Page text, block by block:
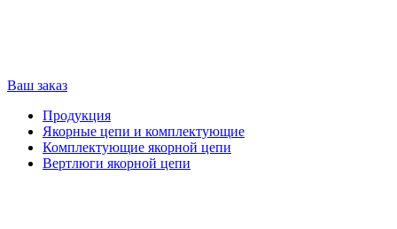
Ваш заказ
Продукция
Якорные цепи и комплектующие
Комплектующие якорной цепи
Вертлюги якорной цепи